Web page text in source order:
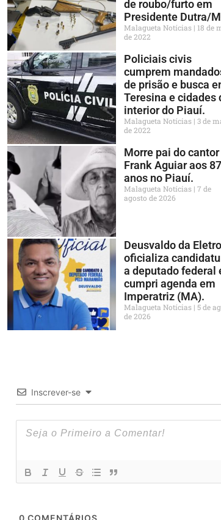
de roubo/furto em
Presidente Dutra/
Malagueta Notícias
18 de
de 2022
Policiais civis
cumprem
de prisão e busca
Teresina e cidades
interior do Piauí.
Malagueta Notícias 3 de
de 2022
Morre pai do cantor
Frank Aguiar aos 87
anos no Piauí.
Malagueta Notícias 7 de
agosto de 2026
Deusvaldo da
oficializa
a deputado federal
cumpri agenda em
Imperatriz (MA).
Malagueta Notícias 5 de
de 2026
Inscrever-se
0 COMENTÁRIOS